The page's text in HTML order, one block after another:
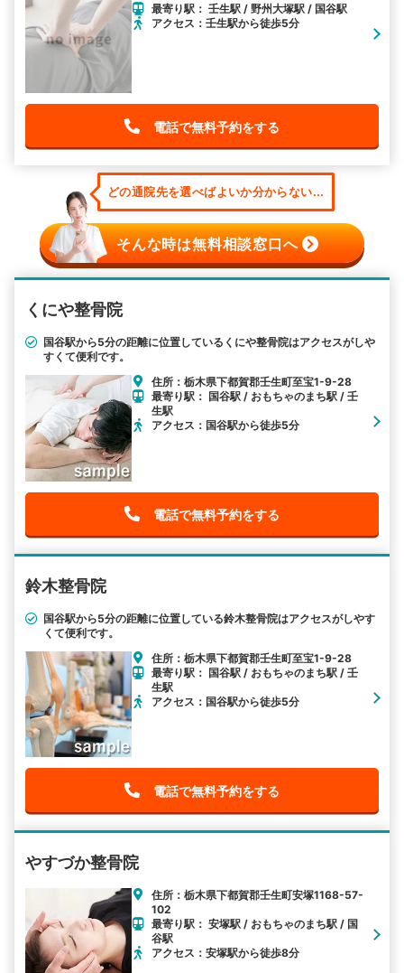
最寄り駅： 壬生駅 / 野州大塚駅 / 国谷駅
アクセス：壬生駅から徒歩5分
電話で無料予約をする
どの通院先を選べばよいか分からない...
そんな時は無料相談窓口へ
くにや整骨院
国谷駅から5分の距離に位置しているくにや整骨院はアクセスがしや
すくて便利です。
住所：栃木県下都賀郡壬生町至宝1-9-28
最寄り駅： 国谷駅 / おもちゃのまち駅 / 壬
生駅
アクセス：国谷駅から徒歩5分
電話で無料予約をする
鈴木整骨院
国谷駅から5分の距離に位置している鈴木整骨院はアクセスがしやす
くて便利です。
住所：栃木県下都賀郡壬生町至宝1-9-28
最寄り駅： 国谷駅 / おもちゃのまち駅 / 壬
生駅
アクセス：国谷駅から徒歩5分
電話で無料予約をする
やすづか整骨院
住所：栃木県下都賀郡壬生町安塚1168-57-
102
最寄り駅： 安塚駅 / おもちゃのまち駅 / 国
谷駅
アクセス：安塚駅から徒歩8分